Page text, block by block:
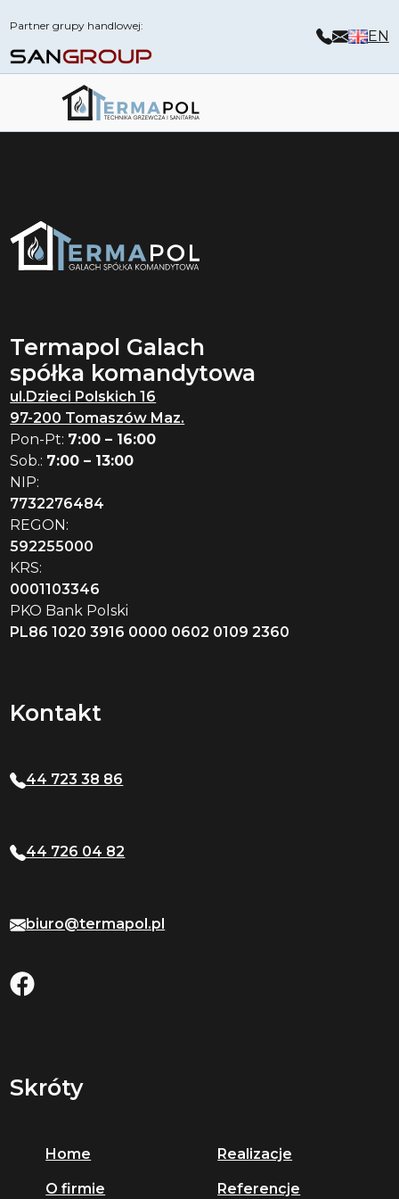
Partner grupy handlowej:
EN
Termapol Galach
spółka komandytowa
ul.Dzieci Polskich 16
97-200 Tomaszów Maz.
Pon-Pt: 7:00 – 16:00
Sob.: 7:00 – 13:00
NIP:
7732276484
REGON:
592255000
KRS:
0001103346
PKO Bank Polski
PL86 1020 3916 0000 0602 0109 2360
Kontakt
44 723 38 86
44 726 04 82
biuro@termapol.pl
Skróty
Home
O firmie
Realizacje
Referencje